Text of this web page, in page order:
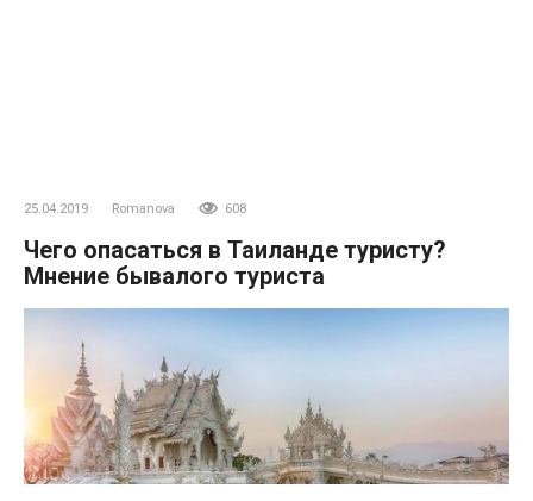
25.04.2019 Romanova 608
Чего опасаться в Таиланде туристу?
Мнение бывалого туриста